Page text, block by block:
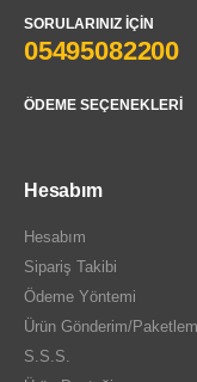
SORULARINIZ İÇIN
05495082200
ÖDEME SEÇENEKLERI
Hesabım
Hesabım
Sipariş Takibi
Ödeme Yöntemi
Ürün Gönderim/
S.S.S.